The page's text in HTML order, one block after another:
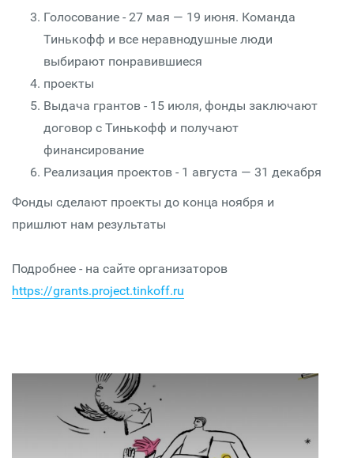
Голосование - 27 мая — 19 июня. Команда
Тинькофф и все неравнодушные люди
выбирают понравившиеся
проекты
Выдача грантов - 15 июля, фонды заключают
договор с Тинькофф и получают
финансирование
Реализация проектов - 1 августа — 31 декабря
Фонды сделают проекты до конца ноября и
пришлют нам результаты
Подробнее - на сайте организаторов
https://grants.project.tinkoff.ru